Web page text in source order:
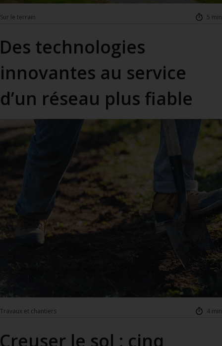
Sur le terrain 5 min
Des technologies
innovantes au service
d’un réseau plus fiable
Travaux et chantiers 4 min
Creuser le sol : cinq